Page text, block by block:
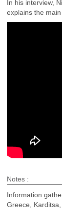
In his interview,
explains the
Notes :
Information
Greece,